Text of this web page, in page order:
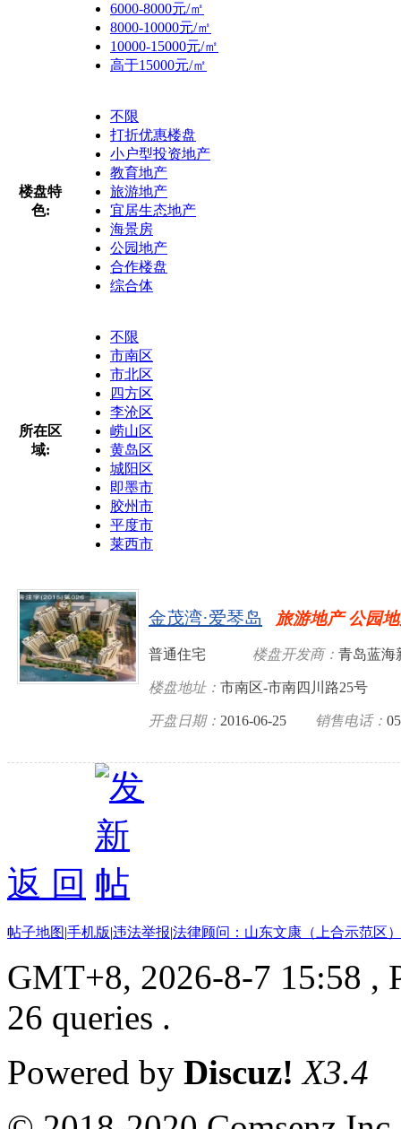
6000-8000元/㎡
8000-10000元/㎡
10000-15000元/㎡
高于15000元/㎡
楼盘特
色:
不限
打折优惠楼盘
小户型投资地产
教育地产
旅游地产
宜居生态地产
海景房
公园地产
合作楼盘
综合体
所在区
域:
不限
市南区
市北区
四方区
李沧区
崂山区
黄岛区
城阳区
即墨市
胶州市
平度市
莱西市
金茂湾·爱琴岛 旅游地产 公园
普通住宅 楼盘开发商： 青岛蓝海
楼盘地址： 市南区-市南四川路25号
开盘日期： 2016-06-25 销售电话：
返 回
帖子地图|手机版|违法举报|法律顾问：山东文康（上合示范区
GMT+8, 2026-8-7 15:58 ,
26 queries .
Powered by Discuz! X3.4